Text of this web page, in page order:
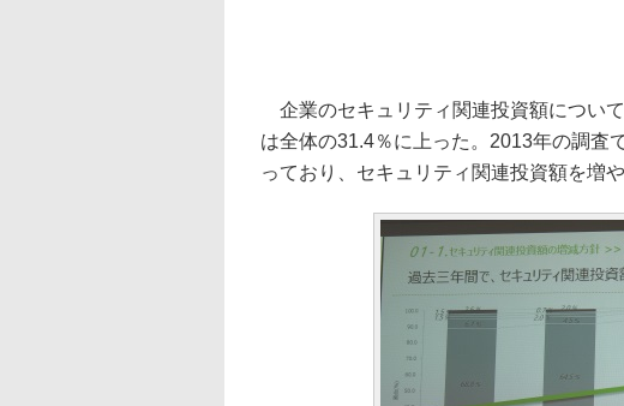
企業のセキュリティ関連投資額につい
は全体の31.4％に上った。2013年の調査
っており、セキュリティ関連投資額を増